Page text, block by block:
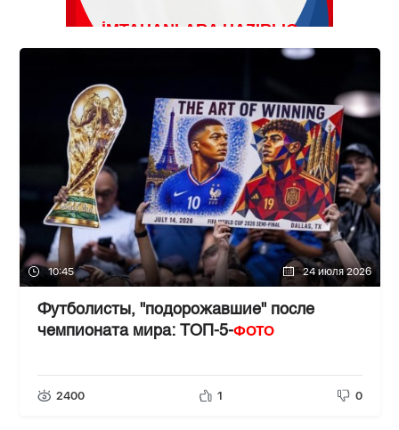
10:45 24 июля 2026
Футболисты, "подорожавшие" после
чемпионата мира: ТОП-5-ФОТО
2400 1 0